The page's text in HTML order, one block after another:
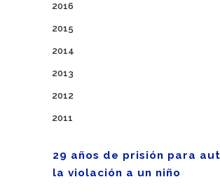
2016
2015
2014
2013
2012
2011
29 años de prisión para
la violación a un niño